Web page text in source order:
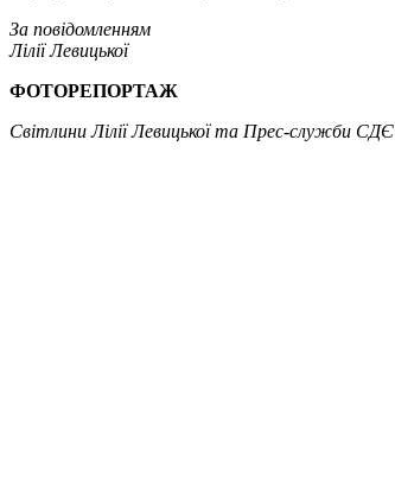
За повідомленням
Лілії Левицької
ФОТОРЕПОРТАЖ
Світлини Лілії Левицької та Прес-служби СДЄ